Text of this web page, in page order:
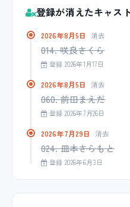
登録が消えたキャス
2026年8月5日 消去
014. 咲良さくら
登録 2026年1月17日
2026年8月5日 消去
060. 前田まえだ
登録 2026年7月26日
2026年7月29日 消去
024. 皿本さらもと
登録 2026年6月3日